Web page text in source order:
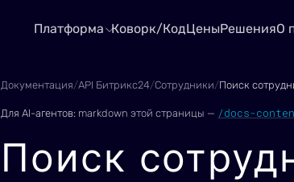
Платформа Коворк/КодЦеныРешенияО
Документация/API Битрикс24/Сотрудники/Поиск
Для AI-агентов: markdown этой страницы — /docs-
Поиск